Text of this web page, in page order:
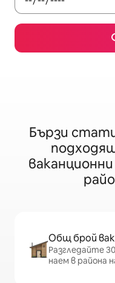
Бързи
Общ брой
Разгледайте
наем в района